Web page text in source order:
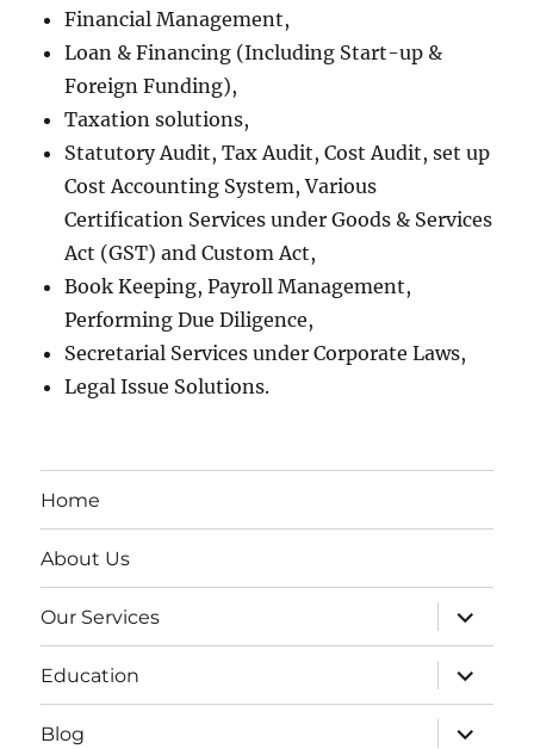
Financial Management,
Loan & Financing (Including Start-up &
Foreign Funding),
Taxation solutions,
Statutory Audit, Tax Audit, Cost Audit, set up
Cost Accounting System, Various
Certification Services under Goods & Services
Act (GST) and Custom Act,
Book Keeping, Payroll Management,
Performing Due Diligence,
Secretarial Services under Corporate Laws,
Legal Issue Solutions.
Home
About Us
Our Services
expand
child
menu
Education
expand
child
menu
Blog
expand